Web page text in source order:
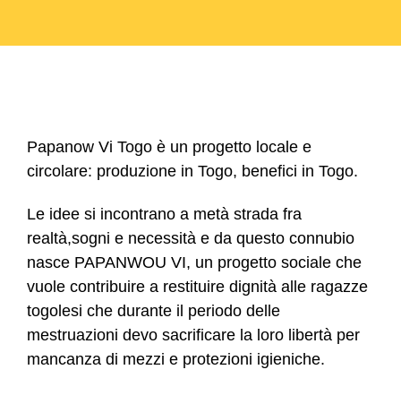
Papanow Vi Togo è un progetto locale e
circolare: produzione in Togo, benefici in Togo.
Le idee si incontrano a metà strada fra
realtà,sogni e necessità e da questo connubio
nasce PAPANWOU VI, un progetto sociale che
vuole contribuire a restituire dignità alle ragazze
togolesi che durante il periodo delle
mestruazioni devo sacrificare la loro libertà per
mancanza di mezzi e protezioni igieniche.